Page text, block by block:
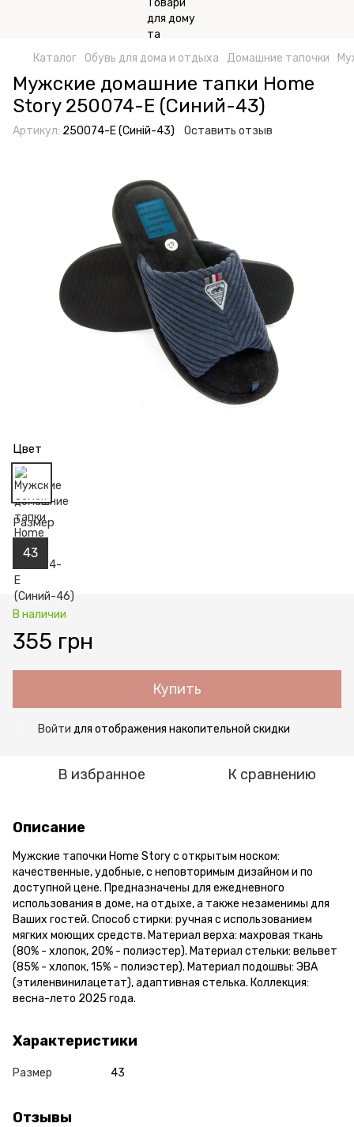
Каталог Обувь для дома и отдыха Домашние тапочки
Мужские домашние тапки Home
Story 250074-Е (Синий-43)
Артикул: 250074-Е (Синій-43) Оставить отзыв
Цвет
Размер
43
В наличии
355 грн
Купить
Войти для отображения накопительной скидки
В избранное К сравнению
Описание
Мужские тапочки Home Story с открытым носком:
качественные, удобные, с неповторимым дизайном и по
доступной цене. Предназначены для ежедневного
использования в доме, на отдыхе, а также незаменимы для
Ваших гостей. Способ стирки: ручная с использованием
мягких моющих средств. Материал верха: махровая ткань
(80% - хлопок, 20% - полиэстер). Материал стельки: вельвет
(85% - хлопок, 15% - полиэстер). Материал подошвы: ЭВА
(этиленвинилацетат), адаптивная стелька. Коллекция:
весна-лето 2025 года.
Характеристики
Размер 43
Отзывы